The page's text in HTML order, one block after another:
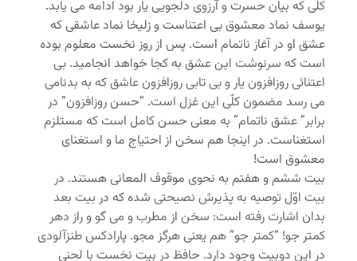
کلّی که بیان حسرت و آرزوی دلجویی یار بود ادامه می یابد.
یوسف نماد معشوق بی اعتناست و زلیخا نماد عاشقی که
عشق او در آغاز ناتمام است. پس از روز نخست معلوم بوده
است که سرنوشت این عشق به کجا خواهد انجامید. بی
اعتنائی روزافزون یار و بی تابی روزافزون عاشق که به بدنامی
می رسد مضمون کلّی این غزل است. “حسن روزافزون” در
برابر” عشق ناتمام” به معنی حسن کامل است که مستلزم
استغناست. در اینجا هم سخن از احتیاج ما و استغنای
معشوق است!
بیت ششم و هفتم به نحوی موقوف المعانی هستند. در
بیت اوّل توصیه به پذیرش نصیحتی شده که در بیت بعد
بدان اشارت رفته است: سخن از مطرب و می گو و راز دهر
کمتر جو! “کمتر جو” هم یعنی هرگز مجو. پارادکس طنزآلودی
در این دوبیت وجود دارد. حافظ در بیت نخست با لحنی